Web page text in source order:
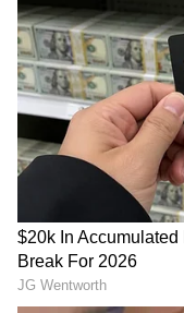
టయోటా గ్లాంజా బేస్
టయోటా గ్లాంజా బేస్
మీకు రూ. 7.5
ఫైనాన్స్ ప్లాన్ ద్వారా
కూడా మీరు ఈ